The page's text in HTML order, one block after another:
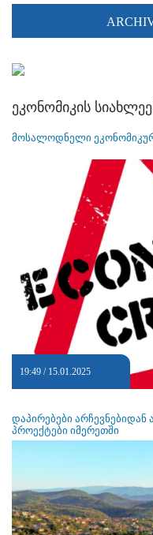
ეკონომიკის
მოსალოდნელი
19:49 / 15.01.2025
დაპირებები
პროექტები იმერეთში